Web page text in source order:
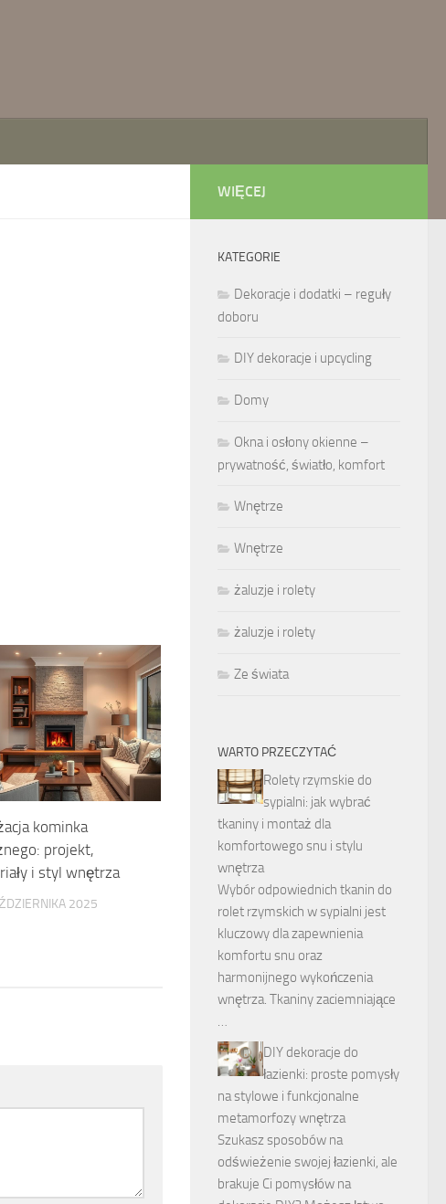
kominka
projekt,
i styl wnętrza
2025
WIĘCEJ
KATEGORIE
Dekoracje i dodatki – reguły
doboru
DIY dekoracje i upcycling
Domy
Okna i osłony okienne –
prywatność, światło, komfort
Wnętrze
Wnętrze
żaluzje i rolety
żaluzje i rolety
Ze świata
WARTO PRZECZYTAĆ
Rolety rzymskie do
sypialni: jak wybrać
tkaniny i montaż dla
komfortowego snu i stylu
wnętrza
Wybór odpowiednich tkanin do
rolet rzymskich w sypialni jest
kluczowy dla zapewnienia
komfortu snu oraz
harmonijnego wykończenia
wnętrza. Tkaniny zaciemniające
…
DIY dekoracje do
łazienki: proste pomysły
na stylowe i funkcjonalne
metamorfozy wnętrza
Szukasz sposobów na
odświeżenie swojej łazienki, ale
brakuje Ci pomysłów na